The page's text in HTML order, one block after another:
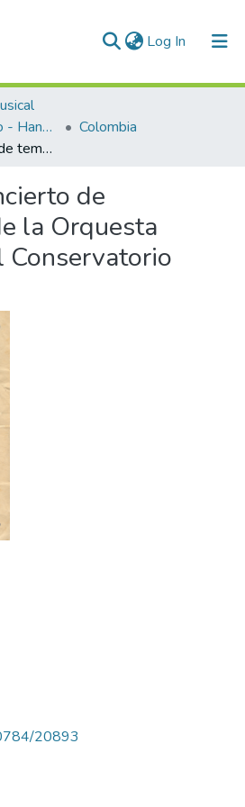
Log In (current)
Programas de mano - Hand programs
Colombia
Segundo concierto de temporada de la Orquesta Sinfónica del Conservatorio 1939
de
la Orquesta
Conservatorio
20893